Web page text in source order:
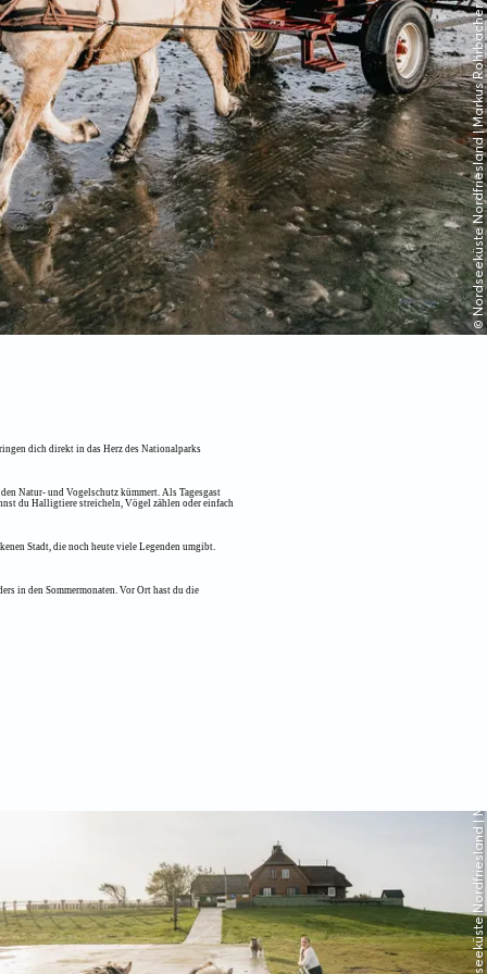
© Nordseeküste Nordfriesland | Markus Rohrbacher
dich direkt in das Herz des Nationalparks
Natur- und Vogelschutz kümmert. Als Tagesgast
du Halligtiere streicheln, Vögel zählen oder einfach
Stadt, die noch heute viele Legenden umgibt.
in den Sommermonaten. Vor Ort hast du die
© Nordseeküste Nordfriesland | Markus Rohrbacher